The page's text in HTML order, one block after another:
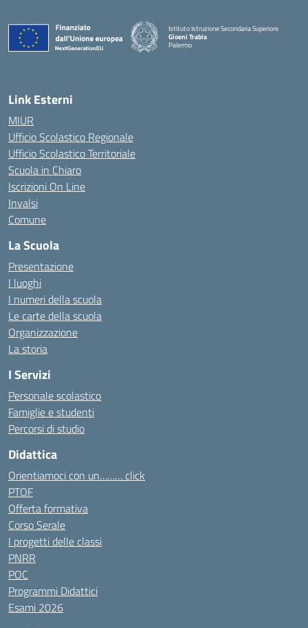
Istituto Istruzione Secondaria Superiore
Gioeni Trabia
Palermo
Link Esterni
MIUR
Ufficio Scolastico Regionale
Ufficio Scolastico Territoriale
Scuola in Chiaro
Iscrizioni On Line
Invalsi
Comune
La Scuola
Presentazione
I luoghi
I numeri della scuola
Le carte della scuola
Organizzazione
La storia
I Servizi
Personale scolastico
Famiglie e studenti
Percorsi di studio
Didattica
Orientiamoci con un……… click
PTOF
Offerta formativa
Corso Serale
I progetti delle classi
PNRR
POC
Programmi Didattici
Esami 2026